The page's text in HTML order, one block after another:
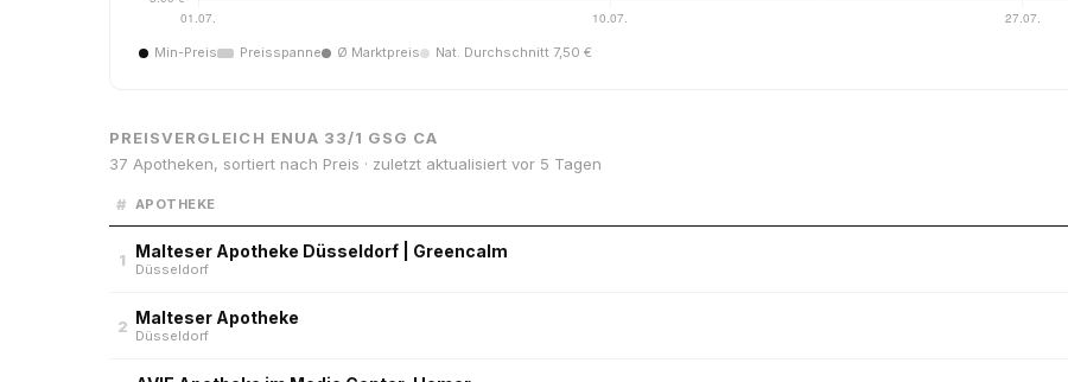
Min-Preis Preisspanne Ø Marktpreis Nat. Durchschnitt 7,50 €
PREISVERGLEICH ENUA 33/1 GSG CA
37 Apotheken, sortiert nach Preis · zuletzt aktualisiert vor 5 Tagen
# APOTHEKE
1 Malteser Apotheke Düsseldorf | Greencalm
Düsseldorf
2 Malteser Apotheke
Düsseldorf